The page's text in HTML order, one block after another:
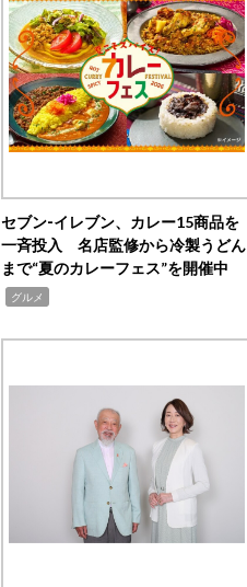
セブン‐イレブン、カレー15商品を
一斉投入 名店監修から冷製うどん
まで“夏のカレーフェス”を開催中
グルメ